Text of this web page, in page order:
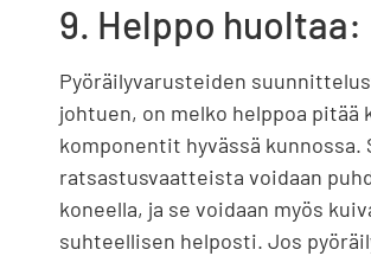
9. Helppo huoltaa:
Pyöräilyvarusteiden
johtuen, on melko helppoa pitää
komponentit hyvässä kunnossa.
ratsastusvaatteista voidaan
koneella, ja se voidaan myös
suhteellisen helposti. Jos